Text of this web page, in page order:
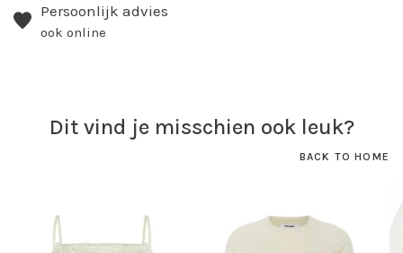
Persoonlijk advies
ook online
Dit vind je misschien ook leuk?
BACK TO HOME